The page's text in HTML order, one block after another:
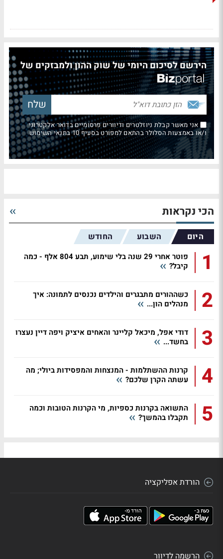
הירשם לסיכום היומי של שוק ההון ולמבזקים של
אני מאשר קבלת ניוזלטרים ודיוורים פרסומיים בדואר אלקטרוני
ו/או באמצעות הסלולר בהתאם למפורט בסעיף 10 בתנאי השימוש
הכי נקראות
היום השבוע החודש
1
פוטר אחרי 29 שנה בלי שימוע, תבע 804 אלף - כמה
קיבל?
2
כשההורים מתבגרים והילדים נכנסים לתמונה: איך
מנהלים הון...
3
דודי אפל, מיכאל קליינר והאחים איציק ויפה דיין נעצרו
בחשד...
4
קרנות ההשתלמות - המנצחות והמפסידות ביולי; מה
עשתה הקרן שלכם?
5
התשואה בקרנות כספיות, מי הקרנות הטובות וכמה
תקבלו בהמשך?
הורדת אפליקציה
הרשמה לדיוור